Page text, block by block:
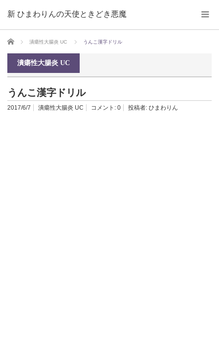
新 ひまわりんの天使ときどき悪魔
ホーム 潰瘍性大腸炎 UC うんこ漢字ドリル
潰瘍性大腸炎 UC
うんこ漢字ドリル
2017/6/7 潰瘍性大腸炎 UC コメント: 0 投稿者: ひまわりん